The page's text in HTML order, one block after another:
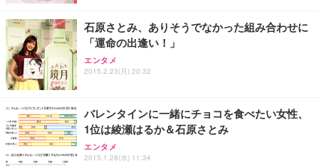
務用 おしゃれ パソコンチェア (ブラック)
Sezlife オフィスチェア デスクチェア 疲れない テレ
ワーク チェア 強化バックレスト 30度ロッキング機
能 人間工学 椅子 腰サポート 90度跳ね上げ式アーム
務用 おしゃれ パソコンチェア (ホワイト)
ANDWINT オフィスチェア デスクチェア 肘なし メ
ッシュ 通気性 ランバーサポート付き 腰サポート ガ
ス圧無段階昇降 360度回転 キャスター付き コンパク
【整備済み品】Dell E2724HS 27インチ 液晶モニタ
ー フルHD（1920×1080）VA 非光沢 HDMI/DisplayP
ort/VGA スピーカー内蔵 高さ調整 スイベル VESA対
【MiniLED/24.5inch/280Hz/FHD】GRAPHT THE S
HOOTER Gaming Monitor 24” Essential ゲーミン
グモニター QD 24.5インチ 1ms FHD 量子ドット 残
Smart Basic(スマートベーシック) 【Amazon.co.jp
限定】 Smart Basic アイリスオーヤマ ペットシーツ
超厚型 お徳用 ワイド 100枚入 (x 1) (ケース販売)
アイリスオーヤマ ペットシーツ 超厚型 お徳用 レギ
ュラー 200枚入【Amazon.co.jp限定】
石原さとみ、ありそうでなかった組み合わせに
「運命の出逢い！」
エンタメ
2015.2.23(月) 20:32
バレンタインに一緒にチョコを食べたい女性、
1位は綾瀬はるか＆石原さとみ
エンタメ
2015.1.28(水) 11:34